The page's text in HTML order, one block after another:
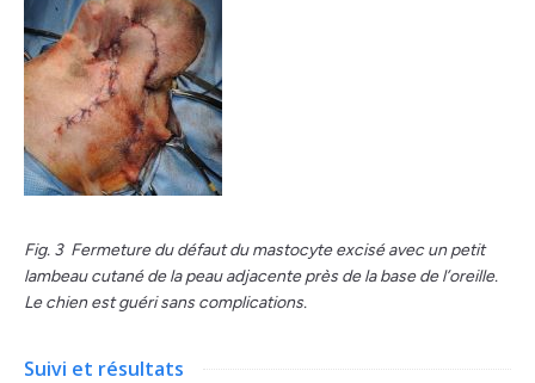
Fig. 3 Fermeture du défaut du mastocyte excisé avec un petit
lambeau cutané de la peau adjacente près de la base de l’oreille.
Le chien est guéri sans complications.
Suivi et résultats